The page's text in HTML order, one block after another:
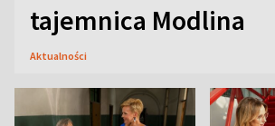
tajemnica Modlina
Aktualności